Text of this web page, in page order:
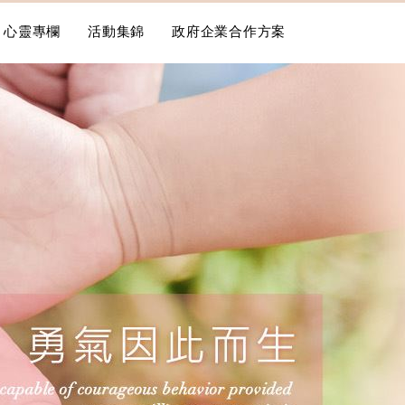
心靈專欄 活動集錦 政府企業合作方案